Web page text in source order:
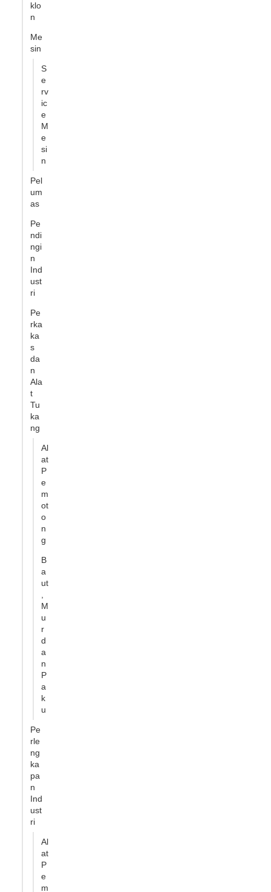
klo
n
Me
sin
S
e
rv
ic
e
M
e
si
n
Pel
um
as
Pe
ndi
ngi
n
Ind
ust
ri
Pe
rka
ka
s
da
n
Ala
t
Tu
ka
ng
Al
at
P
e
m
ot
o
n
g
B
a
ut
,
M
u
r
d
a
n
P
a
k
u
Pe
rle
ng
ka
pa
n
Ind
ust
ri
Al
at
P
e
m